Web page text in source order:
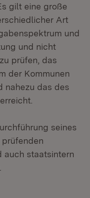
gilt eine große
Art
und
und nicht
prüfen, das
der Kommunen
nahezu das des
seines
auch staatsintern